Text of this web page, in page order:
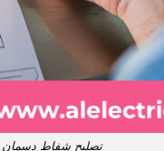
تصليح شفاط دسمان / 55009328 / صيانة شفاط حمام / فني تهوية